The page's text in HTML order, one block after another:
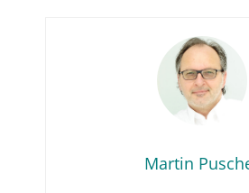
Martin